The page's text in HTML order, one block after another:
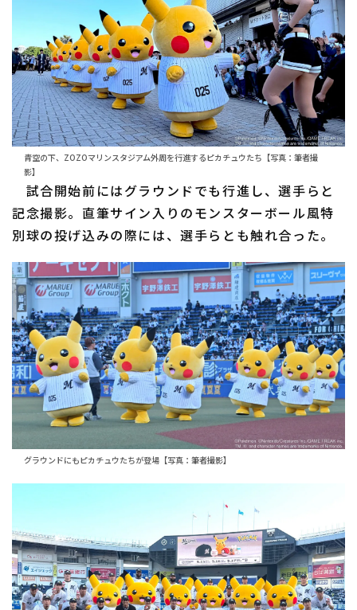
青空の下、ZOZOマリンスタジアム外周を行進するピカチュウたち【写真：筆者撮
影】
試合開始前にはグラウンドでも行進し、選手らと
記念撮影。直筆サイン入りのモンスターボール風特
別球の投げ込みの際には、選手らとも触れ合った。
グラウンドにもピカチュウたちが登場【写真：筆者撮影】